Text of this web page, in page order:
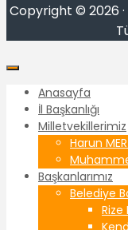
Copyright © 2026 ·
Anasayfa
İl Başkanlığı
Milletvekillerimiz
Harun
Başkanlarımız
Belediye
Rize